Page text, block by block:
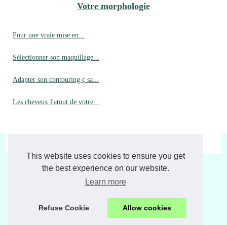
This website uses cookies to ensure you get
the best experience on our website.
Learn more
Refuse Cookie Allow cookies
Votre morphologie
Pour une vraie mise en...
Sélectionner son maquillage...
Adapter son contouring ç sa...
Les cheveux l'atout de votre...